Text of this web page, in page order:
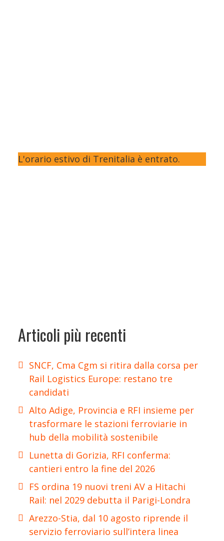
L'orario estivo di Trenitalia è entrato.
Articoli più recenti
SNCF, Cma Cgm si ritira dalla corsa per
Rail Logistics Europe: restano tre
candidati
Alto Adige, Provincia e RFI insieme per
trasformare le stazioni ferroviarie in
hub della mobilità sostenibile
Lunetta di Gorizia, RFI conferma:
cantieri entro la fine del 2026
FS ordina 19 nuovi treni AV a Hitachi
Rail: nel 2029 debutta il Parigi-Londra
Arezzo-Stia, dal 10 agosto riprende il
servizio ferroviario sull’intera linea